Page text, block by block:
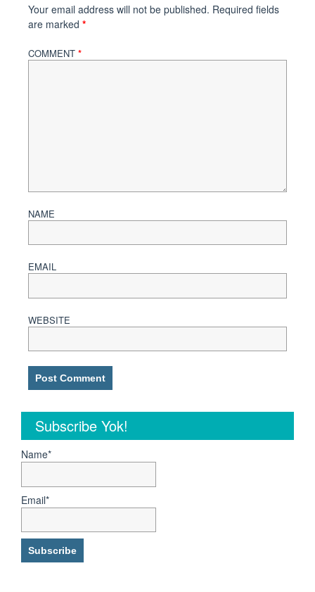
Your email address will not be published. Required fields
are marked *
COMMENT *
NAME
EMAIL
WEBSITE
Subscribe Yok!
Name*
Email*